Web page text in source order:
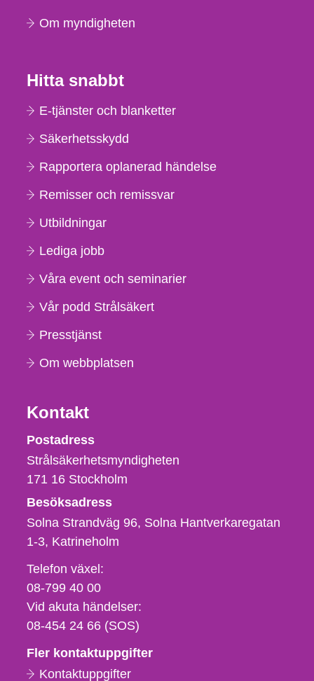
Om myndigheten
Hitta snabbt
E-tjänster och blanketter
Säkerhetsskydd
Rapportera oplanerad händelse
Remisser och remissvar
Utbildningar
Lediga jobb
Våra event och seminarier
Vår podd Strålsäkert
Presstjänst
Om webbplatsen
Kontakt
Strålsäkerhetsmyndigheten
Postadress
Strålsäkerhetsmyndigheten
171 16 Stockholm
Besöksadress
Solna Strandväg 96, Solna Hantverkaregatan
1-3 Katrineholm
Telefon,
fax
och
e-
Telefon växel:
08-799 40 00
Vid akuta händelser:
08-454 24 66 (SOS)
Fler kontaktuppgifter
Kontaktuppgifter